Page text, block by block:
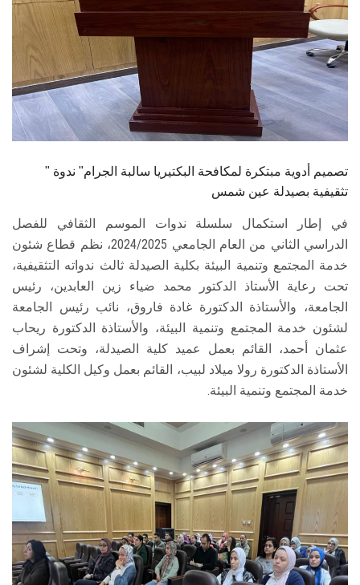
الدراسات العليا
الخريجين
الموظفون
الزائـرون
" تصميم أدوية مبتكرة لمكافحة البكتيريا سالبة الجرام" ندوة
تثقيفية بصيدلة عين شمس
في إطار استكمال سلسلة ندوات الموسم الثقافي للفصل
الدراسي الثاني من العام الجامعي 2024/2025، نظم قطاع شئون
خدمة المجتمع وتنمية البيئة بكلية الصيدلة ثالث ندواته التثقيفية،
تحت رعاية الأستاذ الدكتور محمد ضياء زين العابدين، رئيس
الجامعة، والأستاذة الدكتورة غادة فاروق، نائب رئيس الجامعة
لشئون خدمة المجتمع وتنمية البيئة، والأستاذة الدكتورة ريحاب
عثمان أحمد، القائم بعمل عميد كلية الصيدلة، وتحت إشراف
الأستاذة الدكتورة رولا ميلاد لبيب، القائم بعمل وكيل الكلية لشئون
خدمة المجتمع وتنمية البيئة.